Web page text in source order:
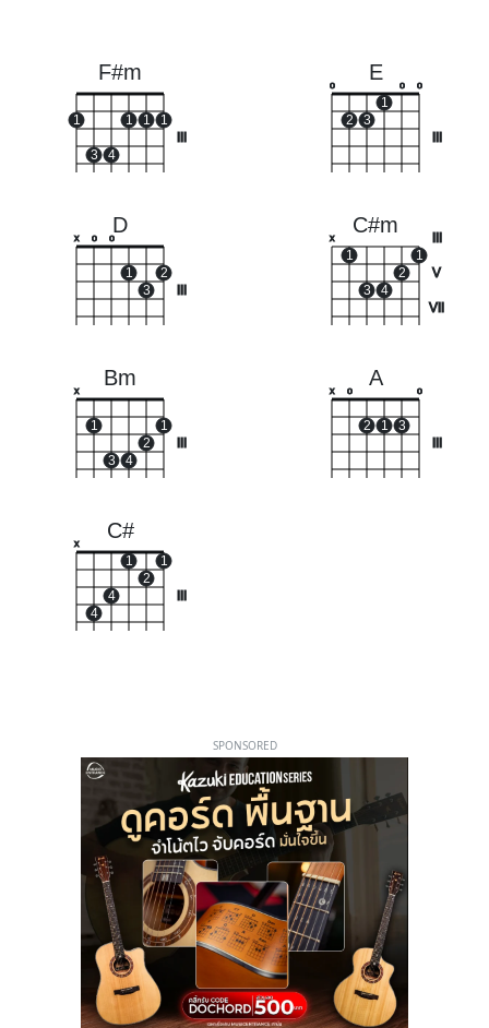
F#m
1
3 4
1 1 1
E
o
2 3
1
o o
D
x o o
1
3
2
C#m
V
VII
x
1
3 4
2
1
Bm
x
1
3 4
2
1
A
x o
2 1 3
o
C#
x
4
4
1
2
1
SPONSORED